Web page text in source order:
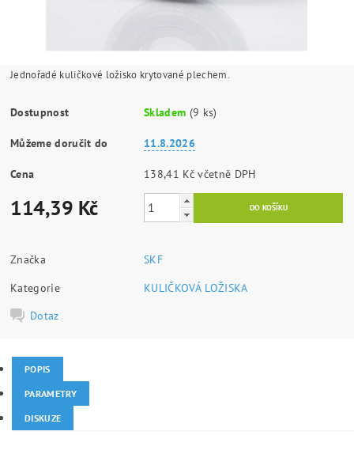
Jednořadé kuličkové ložisko krytované plechem.
Dostupnost Skladem (9 ks)
Můžeme doručit do 11.8.2026
Cena 138,41 Kč včetně DPH
114,39 Kč
Značka
SKF
Kategorie
KULIČKOVÁ LOŽISKA
Dotaz
POPIS
PARAMETRY
DISKUZE